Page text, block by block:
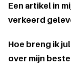
Een artikel in
verkeerd
Hoe breng ik
over mijn